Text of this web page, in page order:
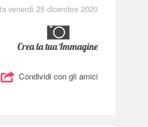
venerdì 25 dicembre 2020
Crea la tua Immagine
Condividi con gli amici